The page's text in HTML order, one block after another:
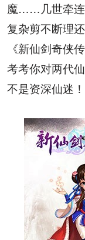
魔……几世牵连
复杂剪不断理
《新仙剑奇侠
考考你对两代
不是资深仙迷！